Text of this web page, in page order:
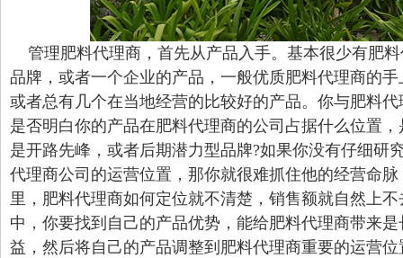
管理肥料代理商，首先从产品入手。基本很少有肥
品牌，或者一个企业的产品，一般优质肥料代理商的
或者总有几个在当地经营的比较好的产品。你与肥料
是否明白你的产品在肥料代理商的公司占据什么位置
是开路先峰，或者后期潜力型品牌?如果你没有仔细研
代理商公司的运营位置，那你就很难抓住他的经营命
里，肥料代理商如何定位就不清楚，销售额就自然上
中，你要找到自己的产品优势，能给肥料代理商带来
益，然后将自己的产品调整到肥料代理商重要的运营